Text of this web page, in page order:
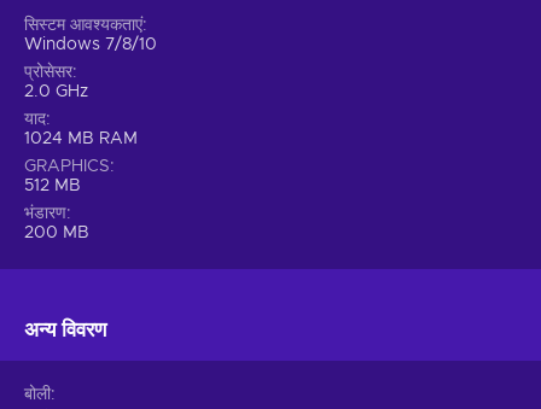
सिस्टम आवश्यकताएं
Windows 7/8/10
प्रोसेसर
2.0 GHz
याद
1024 MB RAM
GRAPHICS
512 MB
भंडारण
200 MB
अन्य विवरण
बोली